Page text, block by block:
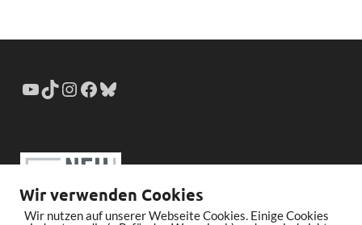
Wir verwenden Cookies
Wir nutzen auf unserer Webseite Cookies. Einige Cookies